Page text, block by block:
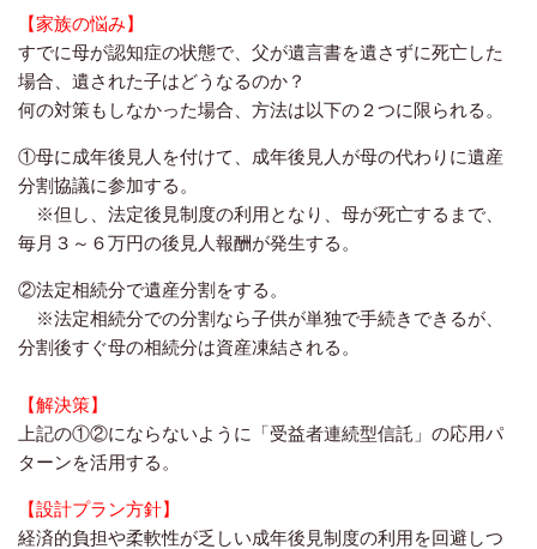
【家族の悩み】
すでに母が認知症の状態で、父が遺言書を遺さずに死亡した
場合、遺された子はどうなるのか？
何の対策もしなかった場合、方法は以下の２つに限られる。
①母に成年後見人を付けて、成年後見人が母の代わりに遺産
分割協議に参加する。
※但し、法定後見制度の利用となり、母が死亡するまで、
毎月３～６万円の後見人報酬が発生する。
②法定相続分で遺産分割をする。
※法定相続分での分割なら子供が単独で手続きできるが、
分割後すぐ母の相続分は資産凍結される。
【解決策】
上記の①②にならないように「受益者連続型信託」の応用パ
ターンを活用する。
【設計プラン方針】
経済的負担や柔軟性が乏しい成年後見制度の利用を回避しつ